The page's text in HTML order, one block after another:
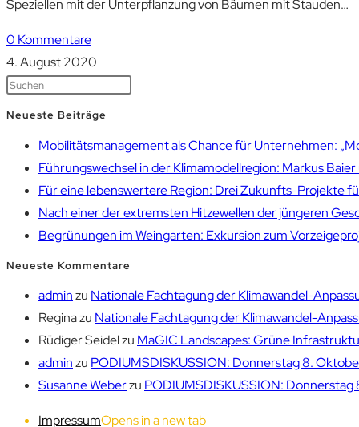
Speziellen mit der Unterpflanzung von Bäumen mit Stauden…
0 Kommentare
4. August 2020
Neueste Beiträge
Mobilitätsmanagement als Chance für Unternehmen:
Führungswechsel in der Klimamodellregion: Markus
Für eine lebenswertere Region: Drei Zukunfts-Projekte
Nach einer der extremsten Hitzewellen der jüngeren
Begrünungen im Weingarten: Exkursion zum
Neueste Kommentare
adminzu Nationale Fachtagung der Klimawandel-
Reginazu Nationale Fachtagung der Klimawandel-
Rüdiger Seidelzu MaGIC Landscapes: Grüne
adminzu PODIUMSDISKUSSION: Donnerstag 8.
Susanne Weberzu PODIUMSDISKUSSION: Donnerstag
ImpressumOpens in a new tab